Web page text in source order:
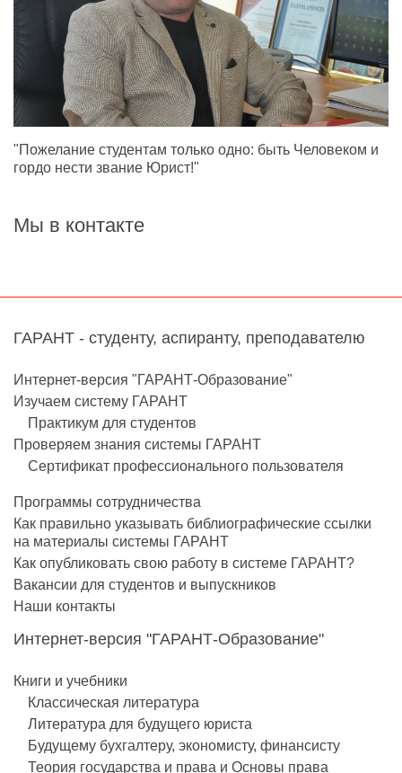
"Пожелание студентам только одно: быть Человеком и
гордо нести звание Юрист!"
Мы в контакте
ГАРАНТ - студенту, аспиранту, преподавателю
Интернет-версия "ГАРАНТ-Образование"
Изучаем систему ГАРАНТ
Практикум для студентов
Проверяем знания системы ГАРАНТ
Сертификат профессионального пользователя
Программы сотрудничества
Как правильно указывать библиографические ссылки
на материалы системы ГАРАНТ
Как опубликовать свою работу в системе ГАРАНТ?
Вакансии для студентов и выпускников
Наши контакты
Интернет-версия "ГАРАНТ-Образование"
Книги и учебники
Классическая литература
Литература для будущего юриста
Будущему бухгалтеру, экономисту, финансисту
Теория государства и права и Основы права